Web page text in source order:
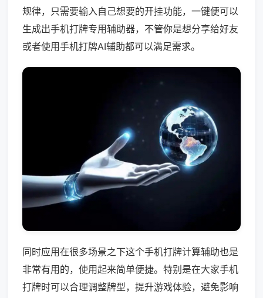
规律，只需要输入自己想要的开挂功能，一键便可以
生成出手机打牌专用辅助器，不管你是想分享给好友
或者使用手机打牌AI辅助都可以满足需求。
同时应用在很多场景之下这个手机打牌计算辅助也是
非常有用的，使用起来简单便捷。特别是在大家手机
打牌时可以合理调整牌型，提升游戏体验，避免影响